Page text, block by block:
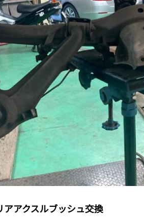
アアクスルブッシュ交換